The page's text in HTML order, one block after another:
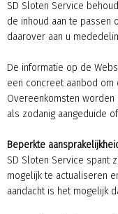
SD Sloten Service
de inhoud aan te
daarover aan u
De informatie op de
een concreet aanbod
Overeenkomsten
als zodanig aangeduide
Beperkte
SD Sloten Service spant
mogelijk te actualiseren
aandacht is het mogelijk